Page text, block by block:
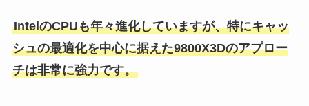
IntelのCPUも年々進化していますが、特にキャッ
シュの最適化を中心に据えた9800X3Dのアプロー
チは非常に強力です。